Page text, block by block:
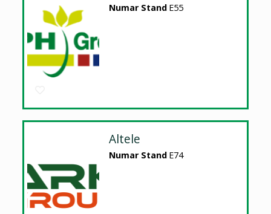
Numar Stand E55
Altele
Numar Stand E74